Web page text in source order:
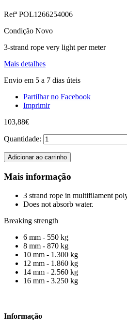
RefªPOL1266254006
Condição Novo
3-strand rope very light per meter
Mais detalhes
Envio em 5 a 7 dias úteis
Partilhar no Facebook
Imprimir
103,88€
Quantidade:
Adicionar ao carrinho
Mais informação
3 strand rope in multifilament
Does not absorb water.
Breaking strength
6 mm - 550 kg
8 mm - 870 kg
10 mm - 1.300 kg
12 mm - 1.860 kg
14 mm - 2.560 kg
16 mm - 3.250 kg
Informação